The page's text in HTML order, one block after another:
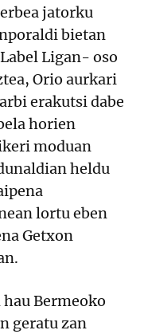
jatorku
bietan
Ligan- oso
Orio aurkari
erakutsi dabe
horien
moduan
heldu
lortu eben
Getxon
Bermeoko
geratu zan